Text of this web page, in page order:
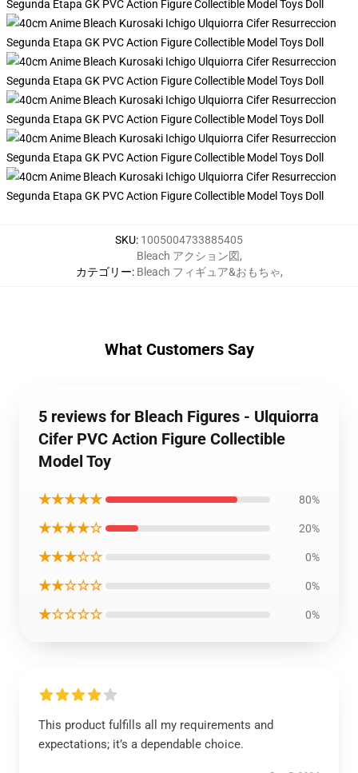
SKU: 1005004733885405
カテゴリー:
Bleach アクション図,
Bleach フィギュア&おもちゃ,
What Customers Say
5 reviews for Bleach Figures - Ulquiorra
Cifer PVC Action Figure Collectible
Model Toy
★★★★★ 80%
★★★★☆ 20%
★★★☆☆ 0%
★★☆☆☆ 0%
★☆☆☆☆ 0%
This product fulfills all my requirements and
expectations; it’s a dependable choice.